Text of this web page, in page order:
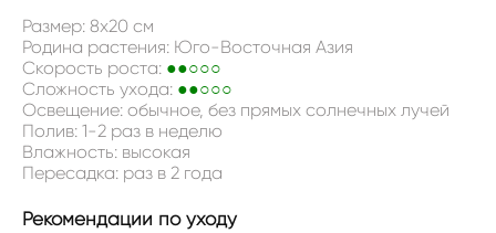
Размер: 8x20 см
Родина растения: Юго-Восточная Азия
Скорость роста: ●●○○○
Сложность ухода: ●●○○○
Освещение: обычное, без прямых солнечных лучей
Полив: 1-2 раз в неделю
Влажность: высокая
Пересадка: раз в 2 года
Рекомендации по уходу